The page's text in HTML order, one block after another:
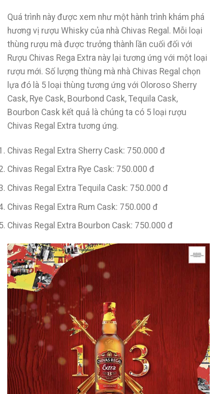
Quá trình này được xem như một hành trình khám phá
hương vị rượu Whisky của nhà Chivas Regal. Mỗi loại
thùng rượu mà được trưởng thành lần cuối đối với
Rượu Chivas Rega Extra này lại tương ứng với một loại
rượu mới. Số lượng thùng mà nhà Chivas Regal chọn
lựa đó là 5 loại thùng tương ứng với Oloroso Sherry
Cask, Rye Cask, Bourbond Cask, Tequila Cask,
Bourbon Cask kết quả là chúng ta có 5 loại rượu
Chivas Regal Extra tương ứng.
Chivas Regal Extra Sherry Cask: 750.000 đ
Chivas Regal Extra Rye Cask: 750.000 đ
Chivas Regal Extra Tequila Cask: 750.000 đ
Chivas Regal Extra Rum Cask: 750.000 đ
Chivas Regal Extra Bourbon Cask: 750.000 đ